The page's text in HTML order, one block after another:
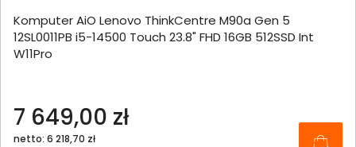
Komputer AiO Lenovo ThinkCentre M90a Gen 5
12SL0011PB i5-14500 Touch 23.8" FHD 16GB 512SSD Int
W11Pro
7 649,00 zł
netto: 6 218,70 zł